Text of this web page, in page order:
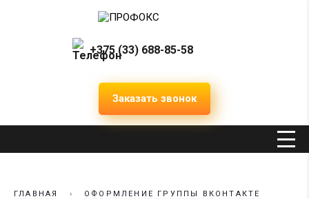
+375 (33) 688-85-58
Заказать звонок
ГЛАВНАЯ › ОФОРМЛЕНИЕ ГРУППЫ ВКОНТАКТЕ